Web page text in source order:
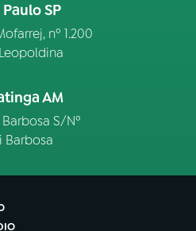
SP
nº 1.200
AM
Barbosa S/Nº
Barbosa